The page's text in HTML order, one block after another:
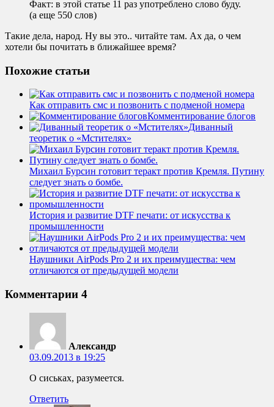
Факт: в этой статье 11 раз употреблено слово буду.
(а еще 550 слов)
Такие дела, народ. Ну вы это.. читайте там. Ах да, о чем
хотели бы почитать в ближайшее время?
Похожие статьи
Как отправить смс и позвонить с подменой номера
Комментирование блогов
Диванный
теоретик о «Мстителях»
Михаил Бурсин готовит теракт против Кремля. Путину
следует знать о бомбе.
История и развитие DTF печати: от искусства к
промышленности
Наушники AirPods Pro 2 и их преимущества: чем
отличаются от предыдущей модели
Комментарии 4
Александр
03.09.2013 в 19:25
О сиськах, разумеется.
Ответить